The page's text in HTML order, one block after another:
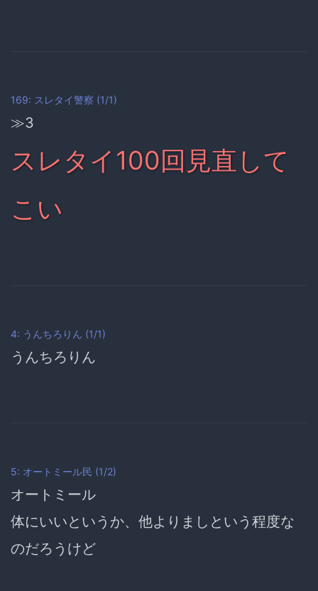
169: スレタイ警察 (1/1)
≫3
スレタイ100回見直して
こい
4: うんちろりん (1/1)
うんちろりん
5: オートミール民 (1/2)
オートミール
体にいいというか、他よりましという程度な
のだろうけど